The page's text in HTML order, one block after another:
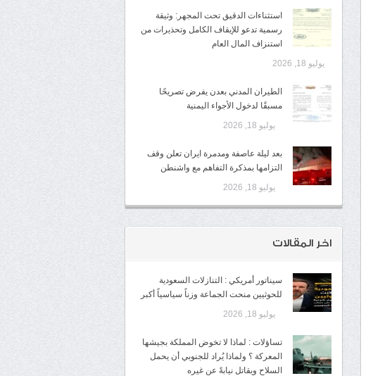
استثناءات الدقيق تحت المجهر: وثيقة
رسمية تدعو للإيقاف الكامل وتحذيرات من
استنزاف المال العام
يوليو 18, 2026
الطيران المدني بعدن يفرض تصريحًا
مسبقًا لدخول الأجواء اليمنية
يوليو 18, 2026
بعد ليلة عاصفة ومدمرة ايران تعلن وقف
التزامها بمذكرة التفاهم مع واشنطن
يوليو 18, 2026
اخر المقالات
سيناتور أمريكي : التنازلات السعودية
للحوثيين منحت الجماعة وزناً سياسياً أكبر
يوليو 18, 2026
تساؤلات : لماذا لا تخوض المملكة بجيشها
المعركة ؟ ولماذا يُراد للجنوبي أن يحمل
السلاح ويقاتل نيابةً عن غيره